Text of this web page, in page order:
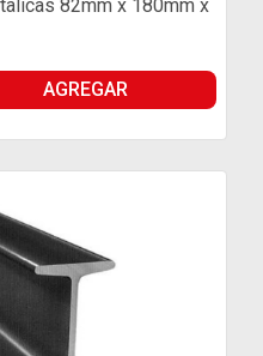
82mm x 180mm x
AGREGAR